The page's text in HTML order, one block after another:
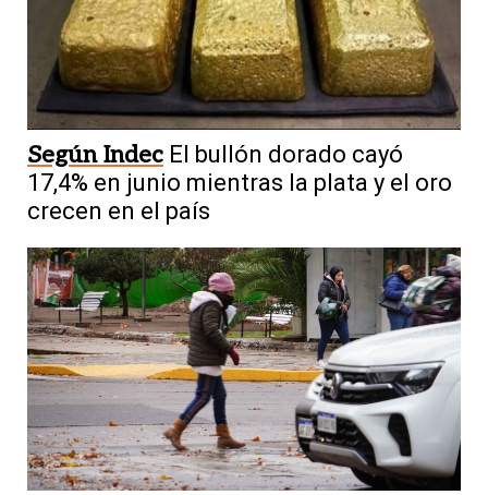
Según Indec El bullón dorado cayó
17,4% en junio mientras la plata y el oro
crecen en el país